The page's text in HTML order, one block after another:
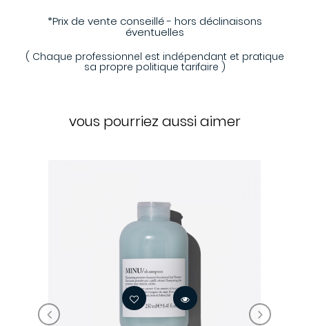
*Prix de vente conseillé - hors déclinaisons
éventuelles
( Chaque professionnel est indépendant et pratique
sa propre politique tarifaire )
vous pourriez aussi aimer